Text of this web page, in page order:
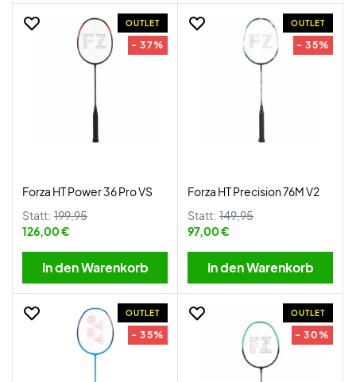
OUTLET
- 37%
Forza HT Power 36 Pro VS
Statt: 199,95
126,00 €
In den Warenkorb
OUTLET
- 35%
Forza HT Precision 76M V2
Statt: 149,95
97,00 €
In den Warenkorb
OUTLET
- 35%
OUTLET
- 30%